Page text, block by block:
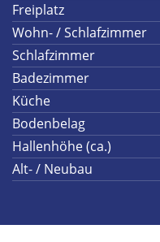
Freiplatz
Wohn- / Schlafzimmer
Schlafzimmer
Badezimmer
Küche
Bodenbelag
Hallenhöhe (ca.)
Alt- / Neubau